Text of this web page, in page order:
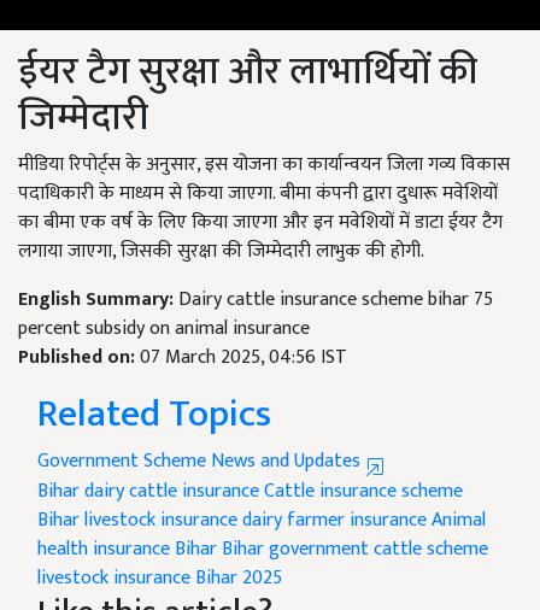
ईयर टैग सुरक्षा और लाभार्थियों की
जिम्मेदारी
मीडिया रिपोर्ट्स के अनुसार, इस योजना का कार्यान्वयन जिला गव्य विकास
पदाधिकारी के माध्यम से किया जाएगा. बीमा कंपनी द्वारा दुधारू मवेशियों
का बीमा एक वर्ष के लिए किया जाएगा और इन मवेशियों में डाटा ईयर टैग
लगाया जाएगा, जिसकी सुरक्षा की जिम्मेदारी लाभुक की होगी.
English Summary:Dairy cattle insurance scheme bihar 75
percent subsidy on animal insurance
Published on:07 March 2025, 04:56 IST
Related Topics
Government Scheme News and Updates
Bihar dairy cattle insuranceCattle insurance scheme
Bihar livestock insurancedairy farmer insuranceAnimal
health insurance BiharBihar government cattle scheme
livestock insurance Bihar 2025